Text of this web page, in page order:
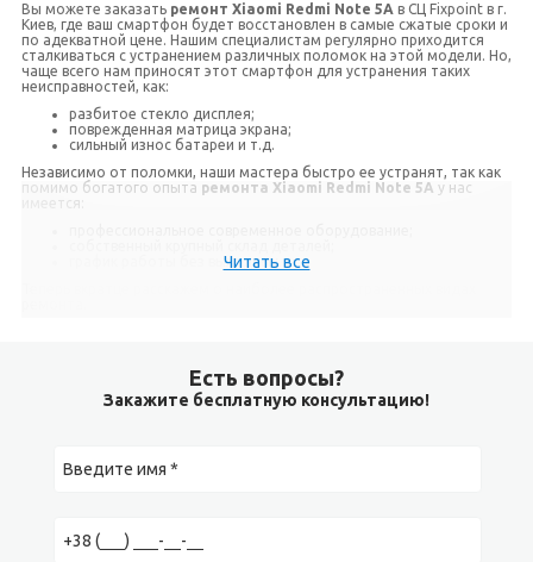
Вы можете заказать ремонт Xiaomi Redmi Note 5A в СЦ Fixpoint в г.
Киев, где ваш смартфон будет восстановлен в самые сжатые сроки и
по адекватной цене. Нашим специалистам регулярно приходится
сталкиваться с устранением различных поломок на этой модели. Но,
чаще всего нам приносят этот смартфон для устранения таких
неисправностей, как:
разбитое стекло дисплея;
поврежденная матрица экрана;
сильный износ батареи и т.д.
Независимо от поломки, наши мастера быстро ее устранят, так как
помимо богатого опыта ремонта Xiaomi Redmi Note 5A у нас
имеется:
график работы без выходных.
Трещины стекла — самая распространенная проблема, так как
передняя панель является наиболее уязвимой деталью устройства.
Как правило, стекло при ударах надежно защищает матрицу от
переклейку, вернув тем самым вашему смартфону функциональность
и презентабельный внешний вид.
Читать все
Есть вопросы?
Закажите бесплатную консультацию!